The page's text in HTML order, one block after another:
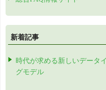
新着記事
時代が求める新しいデータ
グモデル